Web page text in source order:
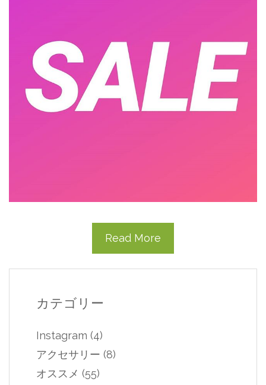
Read More
カテゴリー
Instagram (4)
アクセサリー (8)
オススメ (55)